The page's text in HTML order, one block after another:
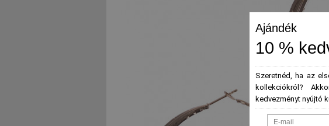
Ajándék
10 %
Szeretnéd, ha az
kollekciókról?
kedvezményt nyújtó